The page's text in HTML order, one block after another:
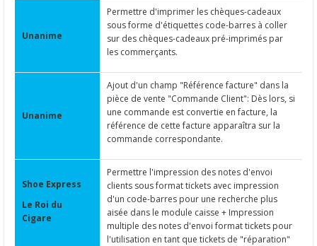
Unanime
Permettre d'imprimer les chèques-cadeaux
sous forme d'étiquettes code-barres à coller
sur des chèques-cadeaux pré-imprimés par
les commerçants.
Unanime
Ajout d'un champ "Référence facture" dans la
pièce de vente "Commande Client": Dès lors, si
une commande est convertie en facture, la
référence de cette facture apparaîtra sur la
commande correspondante.
Shoe Express
Le Roi du
Cigare
Permettre l'impression des notes d'envoi
clients sous format tickets avec impression
d'un code-barres pour une recherche plus
aisée dans le module caisse + Impression
multiple des notes d'envoi format tickets pour
l'utilisation en tant que tickets de "réparation"